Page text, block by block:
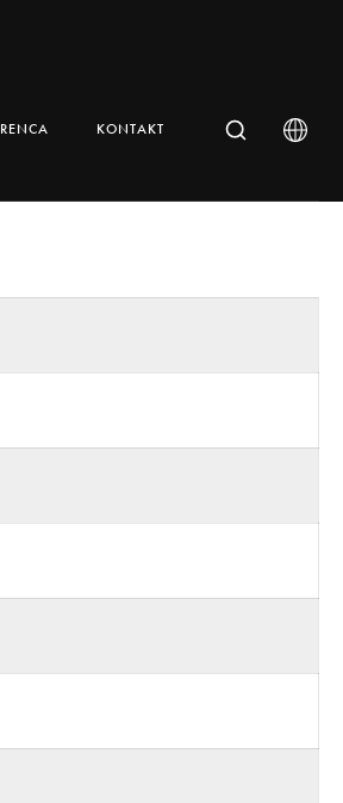
KONTAKT